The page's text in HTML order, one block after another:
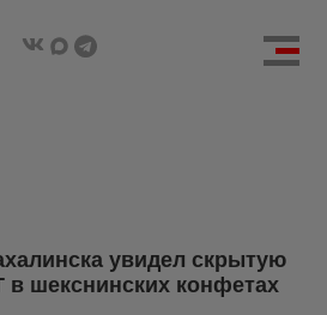
увидел скрытую
в шекснинских конфетах